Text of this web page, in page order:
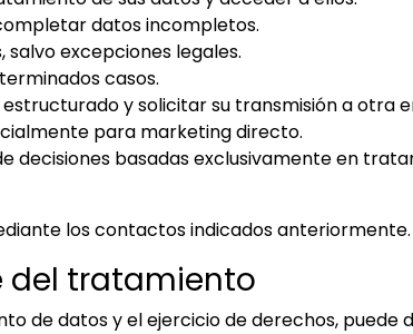
datos incompletos.
excepciones legales.
casos.
y solicitar su transmisión a otra
para marketing directo.
decisiones basadas exclusivamente en
los contactos indicados anteriormente.
del tratamiento
de datos y el ejercicio de derechos, puede